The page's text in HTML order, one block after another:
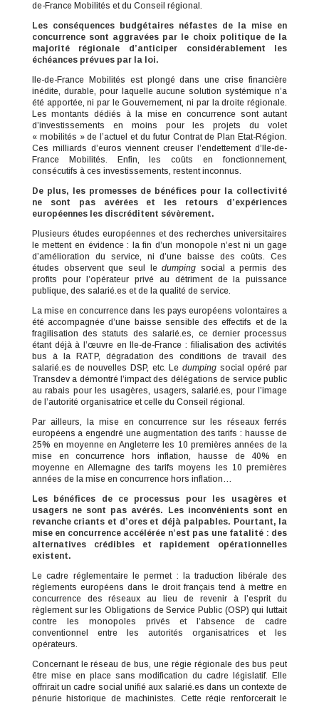
de-France Mobilités et du Conseil régional.
Les conséquences budgétaires néfastes de la mise en
concurrence sont aggravées par le choix politique de la
majorité régionale d’anticiper considérablement les
échéances prévues par la loi.
Ile-de-France Mobilités est plongé dans une crise financière
inédite, durable, pour laquelle aucune solution systémique n’a
été apportée, ni par le Gouvernement, ni par la droite régionale.
Les montants dédiés à la mise en concurrence sont autant
d’investissements en moins pour les projets du volet
« mobilités » de l’actuel et du futur Contrat de Plan Etat-Région.
Ces milliards d’euros viennent creuser l’endettement d’Ile-de-
France Mobilités. Enfin, les coûts en fonctionnement,
consécutifs à ces investissements, restent inconnus.
De plus, les promesses de bénéfices pour la collectivité
ne sont pas avérées et les retours d’expériences
européennes les discréditent sévèrement.
Plusieurs études européennes et des recherches universitaires
le mettent en évidence : la fin d’un monopole n’est ni un gage
d’amélioration du service, ni d’une baisse des coûts. Ces
études observent que seul ledumpingsocial a permis des
profits pour l’opérateur privé au détriment de la puissance
publique, des salarié.es et de la qualité de service.
La mise en concurrence dans les pays européens volontaires a
été accompagnée d’une baisse sensible des effectifs et de la
fragilisation des statuts des salarié.es, ce dernier processus
étant déjà à l’œuvre en Ile-de-France : filialisation des activités
bus à la RATP, dégradation des conditions de travail des
salarié.es de nouvelles DSP, etc. Ledumping social opéré par
Transdev a démontré l’impact des délégations de service public
au rabais pour les usagères, usagers, salarié.es, pour l’image
de l’autorité organisatrice et celle du Conseil régional.
Par ailleurs, la mise en concurrence sur les réseaux ferrés
européens a engendré une augmentation des tarifs : hausse de
25% en moyenne en Angleterre les 10 premières années de la
mise en concurrence hors inflation, hausse de 40% en
moyenne en Allemagne des tarifs moyens les 10 premières
années de la mise en concurrence hors inflation…
Les bénéfices de ce processus pour les usagères et
usagers ne sont pas avérés. Les inconvénients sont en
revanche criants et d’ores et déjà palpables. Pourtant,
la
mise en concurrence accélérée n’est pas une fatalité : des
alternatives crédibles et rapidement opérationnelles
existent.
Le cadre réglementaire le permet : la traduction libérale des
règlements européens dans le droit français tend à mettre en
concurrence des réseaux au lieu de revenir à l’esprit du
règlement sur les Obligations de Service Public (OSP) qui luttait
contre les monopoles privés et l’absence de cadre
conventionnel entre les autorités organisatrices et les
opérateurs.
Concernant le réseau de bus, une régie régionale des bus peut
être mise en place sans modification du cadre législatif. Elle
offrirait un cadre social unifié aux salarié.es dans un contexte de
pénurie historique de machinistes. Cette régie renforcerait le